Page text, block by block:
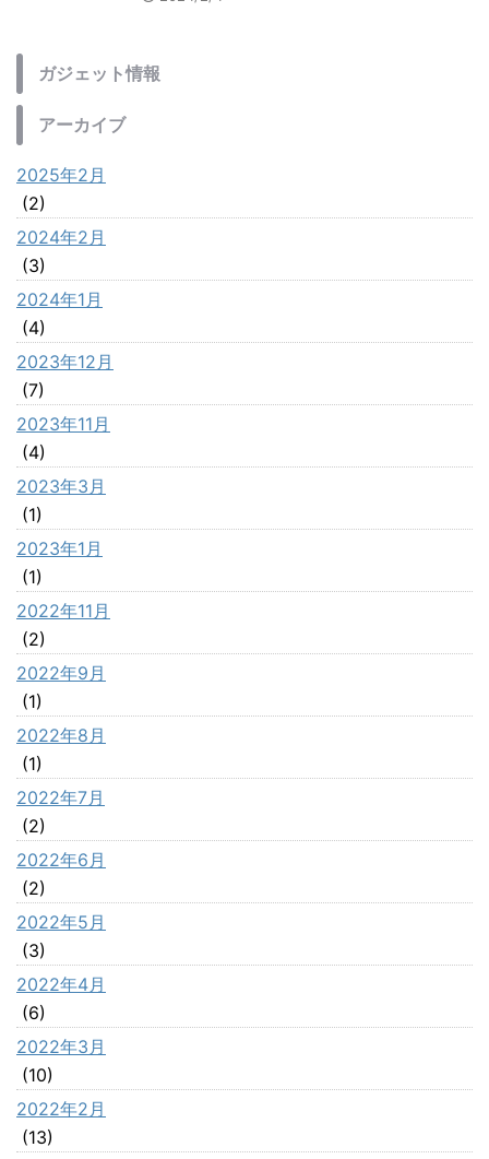
ガジェット情報
アーカイブ
2025年2月
(2)
2024年2月
(3)
2024年1月
(4)
2023年12月
(7)
2023年11月
(4)
2023年3月
(1)
2023年1月
(1)
2022年11月
(2)
2022年9月
(1)
2022年8月
(1)
2022年7月
(2)
2022年6月
(2)
2022年5月
(3)
2022年4月
(6)
2022年3月
(10)
2022年2月
(13)